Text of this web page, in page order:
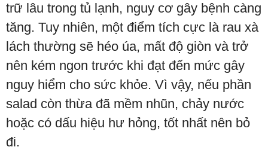
trữ lâu trong tủ lạnh, nguy cơ gây bệnh càng
tăng. Tuy nhiên, một điểm tích cực là rau xà
lách thường sẽ héo úa, mất độ giòn và trở
nên kém ngon trước khi đạt đến mức gây
nguy hiểm cho sức khỏe. Vì vậy, nếu phần
salad còn thừa đã mềm nhũn, chảy nước
hoặc có dấu hiệu hư hỏng, tốt nhất nên bỏ
đi.